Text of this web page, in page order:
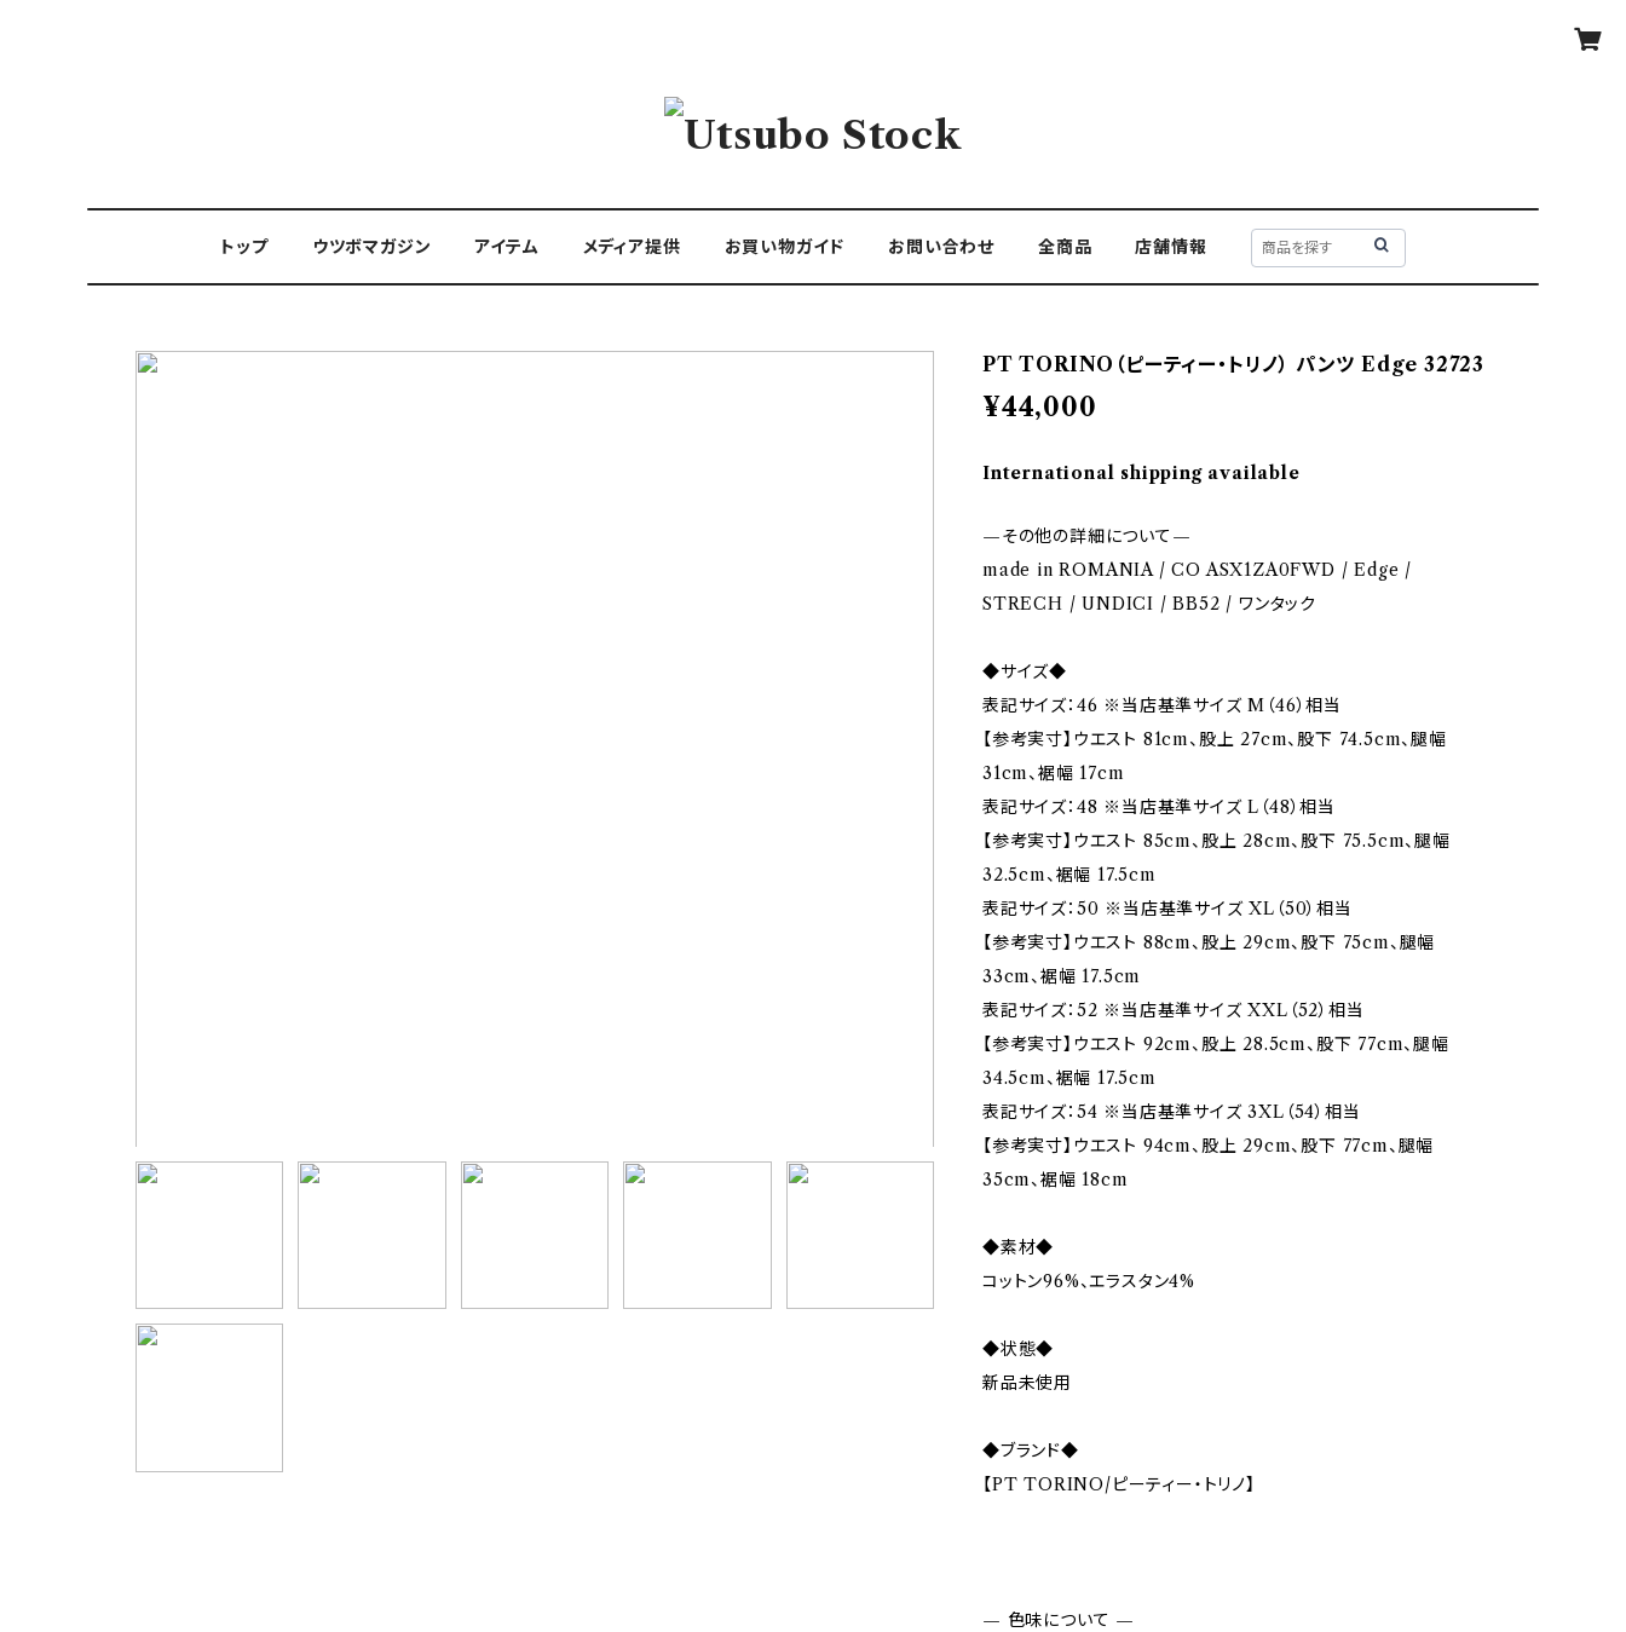
トップ ウツボマガジン アイテム メディア提供 お買い物ガイド お問い合わせ 全商品 店舗情報
PT TORINO（ピーティー・トリノ） パンツ Edge 32723
¥44,000
International shipping available
—その他の詳細について—
made in ROMANIA / CO ASX1ZA0FWD / Edge /
STRECH / UNDICI / BB52 / ワンタック
◆サイズ◆
表記サイズ：46 ※当店基準サイズ M（46）相当
【参考実寸】ウエスト 81cm、股上 27cm、股下 74.5cm、腿幅
31cm、裾幅 17cm
表記サイズ：48 ※当店基準サイズ L（48）相当
【参考実寸】ウエスト 85cm、股上 28cm、股下 75.5cm、腿幅
32.5cm、裾幅 17.5cm
表記サイズ：50 ※当店基準サイズ XL（50）相当
【参考実寸】ウエスト 88cm、股上 29cm、股下 75cm、腿幅
33cm、裾幅 17.5cm
表記サイズ：52 ※当店基準サイズ XXL（52）相当
【参考実寸】ウエスト 92cm、股上 28.5cm、股下 77cm、腿幅
34.5cm、裾幅 17.5cm
表記サイズ：54 ※当店基準サイズ 3XL（54）相当
【参考実寸】ウエスト 94cm、股上 29cm、股下 77cm、腿幅
35cm、裾幅 18cm
◆素材◆
コットン96%、エラスタン4%
◆状態◆
新品未使用
◆ブランド◆
【PT TORINO/ピーティー・トリノ】
— 色味について —